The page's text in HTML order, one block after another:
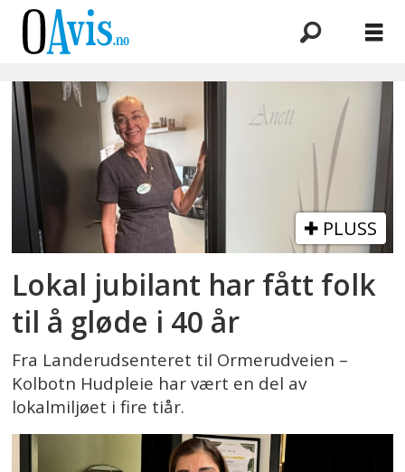
Emne:
hudpleie
PLUSS
Lokal jubilant har fått folk
til å gløde i 40 år
Fra Landerudsenteret til Ormerudveien –
Kolbotn Hudpleie har vært en del av
lokalmiljøet i fire tiår.